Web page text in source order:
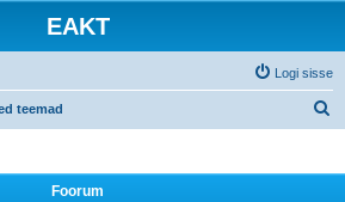
EAKT
Logi sisse
teemad
Foorum